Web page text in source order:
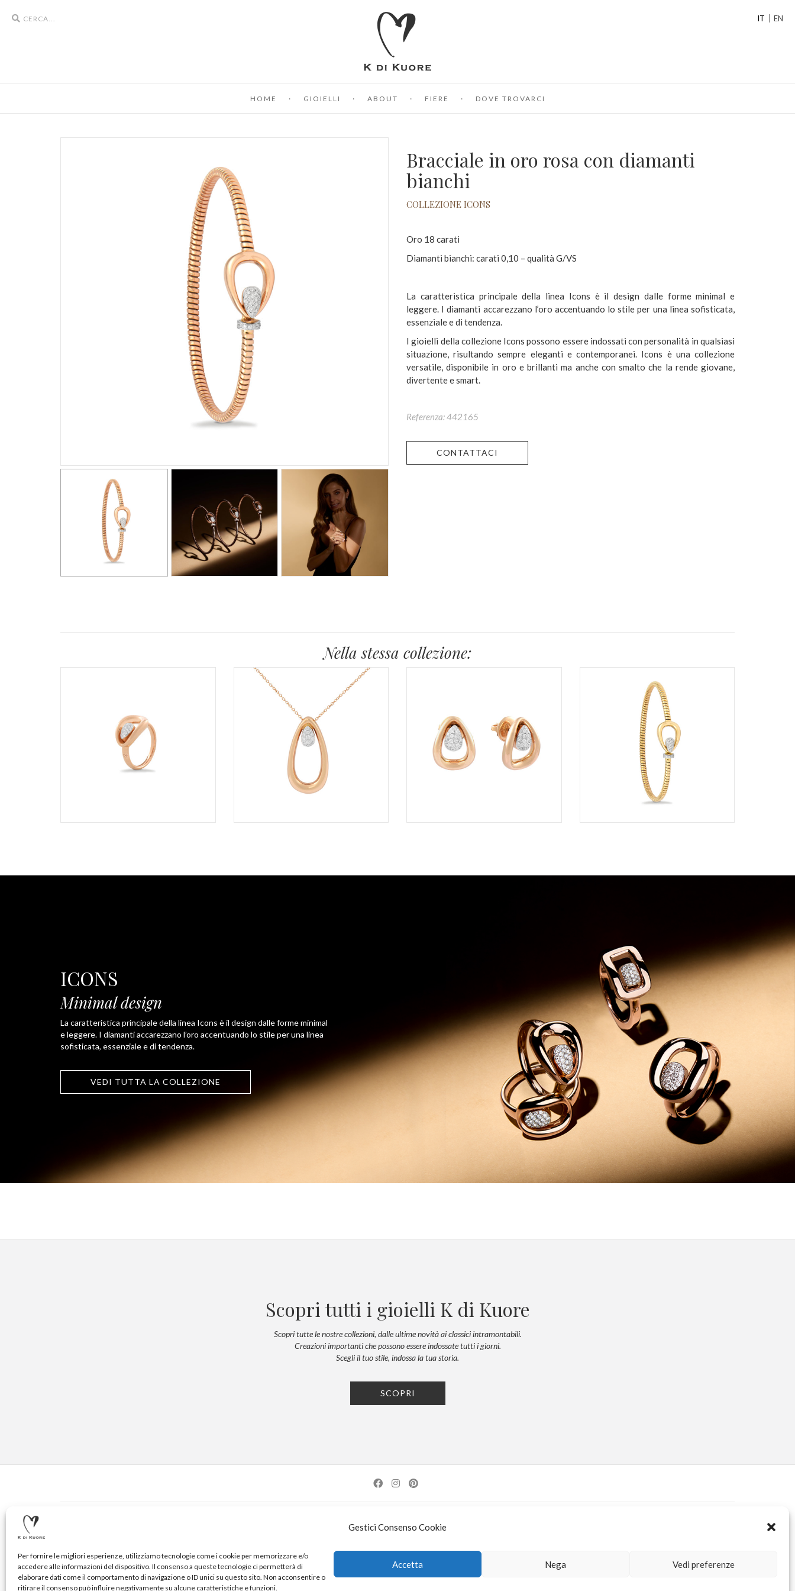
Gestici Consenso Cookie
Per fornire le migliori esperienze, utilizziamo tecnologie come i cookie per memorizzare e/o
accedere alle informazioni del dispositivo. Il consenso a queste tecnologie ci permetterà di
elaborare dati come il comportamento di navigazione o ID unici su questo sito. Non acconsentire o
ritirare il consenso può influire negativamente su alcune caratteristiche e funzioni.
Accetta Nega Vedi preferenze
Search
IT EN
HOME GIOIELLI ABOUT FIERE DOVE TROVARCI
Bracciale in oro rosa con diamanti
bianchi
COLLEZIONE ICONS
Oro 18 carati
Diamanti bianchi: carati 0,10 – qualità G/VS
La caratteristica principale della linea Icons è il design dalle forme minimal e
leggere. I diamanti accarezzano l’oro accentuando lo stile per una linea sofisticata,
essenziale e di tendenza.
I gioielli della collezione Icons possono essere indossati con personalità in qualsiasi
situazione, risultando sempre eleganti e contemporanei. Icons è una collezione
versatile, disponibile in oro e brillanti ma anche con smalto che la rende giovane,
divertente e smart.
Referenza: 442165
CONTATTACI
Nella stessa collezione:
ICONS
Minimal design
La caratteristica principale della linea Icons è il design dalle forme minimal
e leggere. I diamanti accarezzano l’oro accentuando lo stile per una linea
sofisticata, essenziale e di tendenza.
VEDI TUTTA LA COLLEZIONE
Scopri tutti i gioielli K di Kuore
Scopri tutte le nostre collezioni, dalle ultime novità ai classici intramontabili.
Creazioni importanti che possono essere indossate tutti i giorni.
Scegli il tuo stile, indossa la tua storia.
SCOPRI
K DI KUORE SRL. PROGETTO CO-FINANZIATO DAL POR FERS TOSCANA 2014-2020